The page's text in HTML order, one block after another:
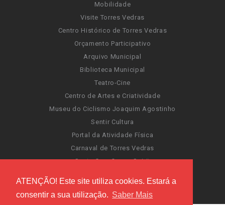
ATENÇÃO! Este site utiliza cookies. Estará a
consentir a sua utilização. Saber Mais
Mobilidade
Visite Torres Vedras
Centro Histórico de Torres Vedras
Orçamento Participativo
Arquivo Municipal
Biblioteca Municipal
Teatro-Cine
Centro de Artes e Criatividade
Museu do Ciclismo Joaquim Agostinho
Sentir Cultura
Portal da Atividade Física
Carnaval de Torres Vedras
Santa Cruz Ocean Spirit